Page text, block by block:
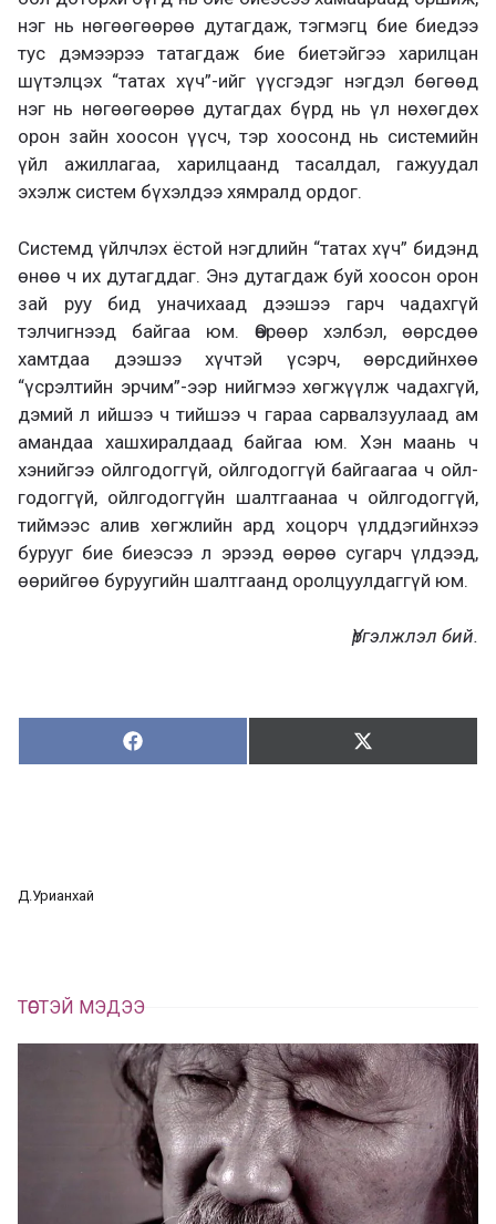
нэг нь нөгөөгөөрөө дутагдаж, тэгмэгц бие биедээ
тус дэмээрээ татагдаж бие биетэйгээ харилцан
шүтэлцэх “татах хүч”-ийг үүсгэдэг нэгдэл бөгөөд
нэг нь нөгөөгөөрөө дутагдах бүрд нь үл нөхөгдөх
орон зайн хоосон үүсч, тэр хоосонд нь системийн
үйл ажиллагаа, харилцаанд тасал­дал, гажуудал
эхэлж систем бүхэлдээ хямралд ордог.
Системд үйлчлэх ёстой нэгдлийн “татах хүч” бидэнд
өнөө ч их дутагддаг. Энэ дутагдаж буй хоосон орон
зай руу бид уначихаад дээшээ гарч чадахгүй
тэлчигнээд байгаа юм. Өөрөөр хэлбэл, өөрсдөө
хамтдаа дээшээ хүчтэй үсэрч, өөрсдийнхөө
“үсрэлтийн эрчим”-ээр нийгмээ хөгжүүлж чадахгүй,
дэмий л ийшээ ч тийшээ ч гараа сарвалзуулаад ам
амандаа хашхиралдаад байгаа юм. Хэн маань ч
хэнийгээ ойлгодоггүй, ойлгодоггүй байгаагаа ч ойл­
годог­гүй, ойлгодоггүйн шалтгаанаа ч ойлгодоггүй,
тиймээс алив хөгжлийн ард хоцорч үлддэгийнхээ
бурууг бие биеэсээ л эрээд өөрөө сугарч үлдээд,
өөрийгөө буруугийн шалтгаанд оролцуулдаггүй юм.
Үргэлжлэл бий.
Хуваалцах:
Х
у
Түгээх:
Т
ү
Д.Урианхай
ТӨСТЭЙ МЭДЭЭ